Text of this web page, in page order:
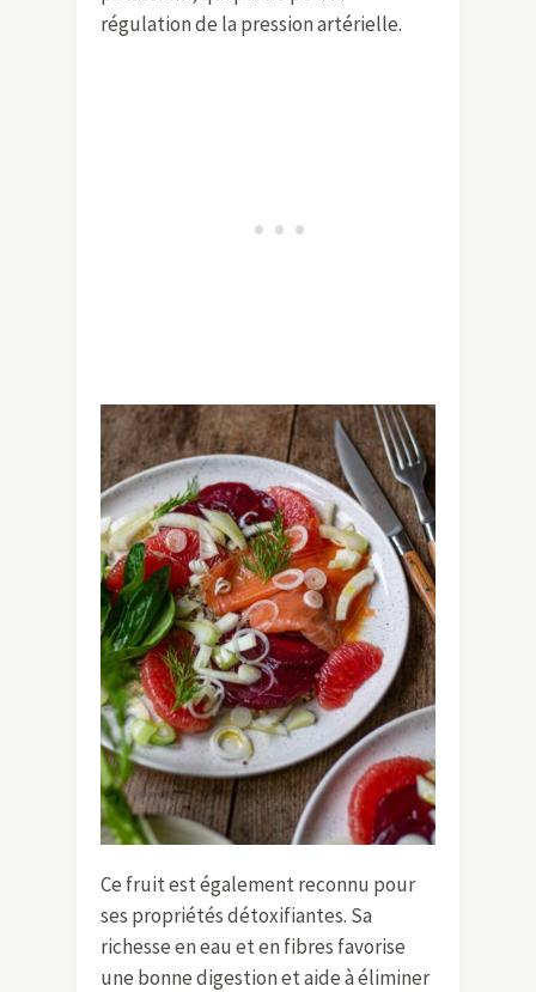
régulation de la pression artérielle.
Ce fruit est également reconnu pour
ses propriétés détoxifiantes. Sa
richesse en eau et en fibres favorise
une bonne digestion et aide à éliminer